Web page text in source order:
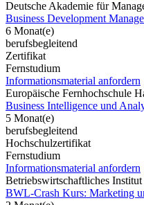
Deutsche Akademie für
Business Development
6 Monat(e)
berufsbegleitend
Zertifikat
Fernstudium
Informationsmaterial anfordern
Europäische Fernhochschule
Business Intelligence und
5 Monat(e)
berufsbegleitend
Hochschulzertifikat
Fernstudium
Informationsmaterial anfordern
Betriebswirtschaftliches
BWL-Crash Kurs: Marketing